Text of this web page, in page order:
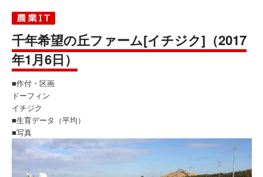
千年希望の丘ファーム[イチジク]（2017
年1月6日）
■作付・区画
ドーフィン
イチジク
■生育データ（平均）
■写真